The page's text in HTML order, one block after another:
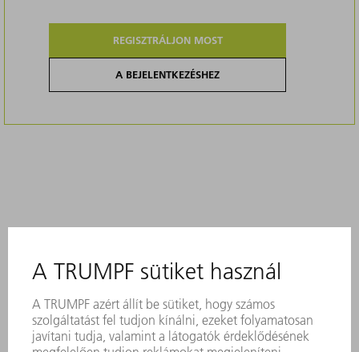
REGISZTRÁLJON MOST
A BEJELENTKEZÉSHEZ